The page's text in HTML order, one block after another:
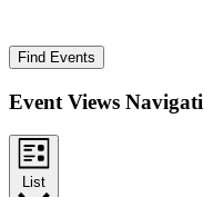
Find Events
Event Views
List